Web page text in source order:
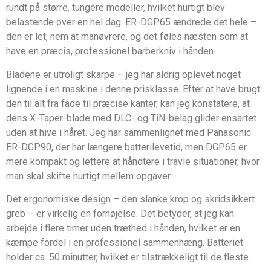
rundt på større, tungere modeller, hvilket hurtigt blev
belastende over en hel dag. ER-DGP65 ændrede det hele –
den er let, nem at manøvrere, og det føles næsten som at
have en præcis, professionel barberkniv i hånden.
Bladene er utroligt skarpe – jeg har aldrig oplevet noget
lignende i en maskine i denne prisklasse. Efter at have brugt
den til alt fra fade til præcise kanter, kan jeg konstatere, at
dens X-Taper-blade med DLC- og TiN-belag glider ensartet
uden at hive i håret. Jeg har sammenlignet med Panasonic
ER-DGP90, der har længere batterilevetid, men DGP65 er
mere kompakt og lettere at håndtere i travle situationer, hvor
man skal skifte hurtigt mellem opgaver.
Det ergonomiske design – den slanke krop og skridsikkert
greb – er virkelig en fornøjelse. Det betyder, at jeg kan
arbejde i flere timer uden træthed i hånden, hvilket er en
kæmpe fordel i en professionel sammenhæng. Batteriet
holder ca. 50 minutter, hvilket er tilstrækkeligt til de fleste